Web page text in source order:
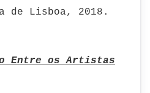
de Lisboa, 2018.
Entre os Artistas